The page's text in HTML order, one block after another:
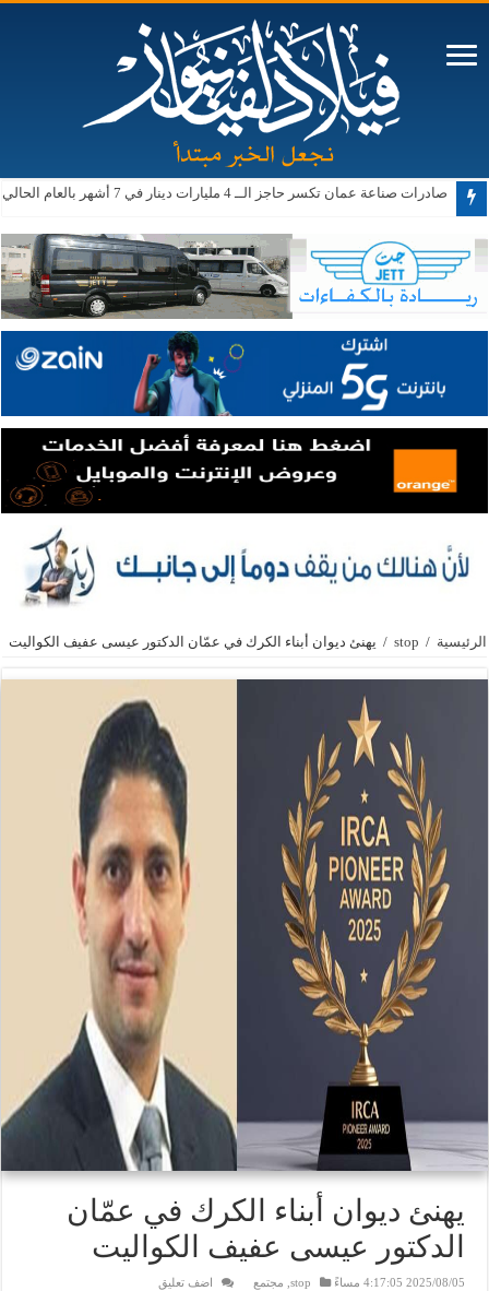
صادرات صناعة عمان تكسر حاجز الــ 4 مليارات دينار في 7 أشهر بالعام الحالي
مستوطنون يقتحمون الأقصى ويعتدون على أملاك الفلسطينيين بالضفة
الرئيسية /
stop
/ يهنئ ديوان أبناء الكرك في عمّان الدكتور عيسى عفيف الكواليت
يهنئ ديوان أبناء الكرك في عمّان
الدكتور عيسى عفيف الكواليت
2025/08/05 4:17:05 مساءً stop مجتمع اضف تعليق